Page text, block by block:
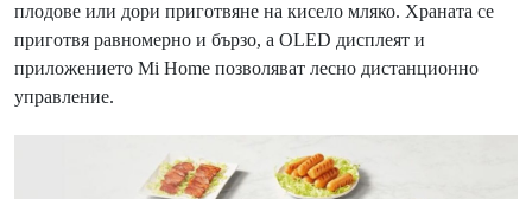
плодове или дори приготвяне на кисело мляко. Храната се
приготвя равномерно и бързо, а OLED дисплеят и
приложението Mi Home позволяват лесно дистанционно
управление.